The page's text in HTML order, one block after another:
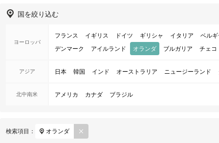
国を絞り込む
ヨーロッパ
フランス イギリス ドイツ ギリシャ イタリア
ベル
デンマーク
アイルランド オランダ ブルガリア チェコ
アジア 日本 韓国 インド オーストラリア ニュージーランド
北中南米 アメリカ カナダ ブラジル
検索項目： オランダ
REM
OVE